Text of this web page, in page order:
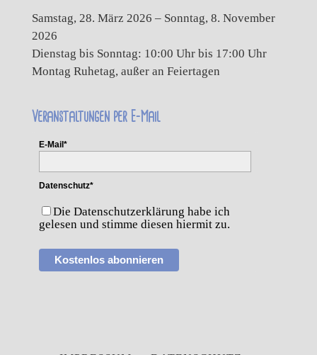
Samstag, 28. März 2026 – Sonntag, 8. November
2026
Dienstag bis Sonntag: 10:00 Uhr bis 17:00 Uhr
Montag Ruhetag, außer an Feiertagen
Veranstaltungen per E-Mail
E-Mail*
Datenschutz*
Die Datenschutzerklärung habe ich
gelesen und stimme diesen hiermit zu.
Kostenlos abonnieren